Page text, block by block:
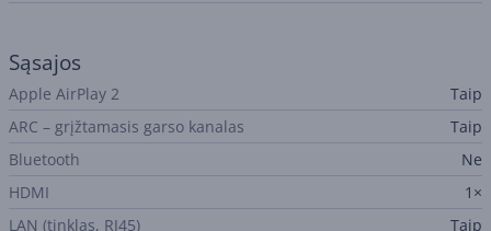
Sąsajos
Apple AirPlay 2
Taip
ARC – grįžtamasis garso kanalas
Taip
Bluetooth
Ne
HDMI
1×
LAN (tinklas, RJ45)
Taip